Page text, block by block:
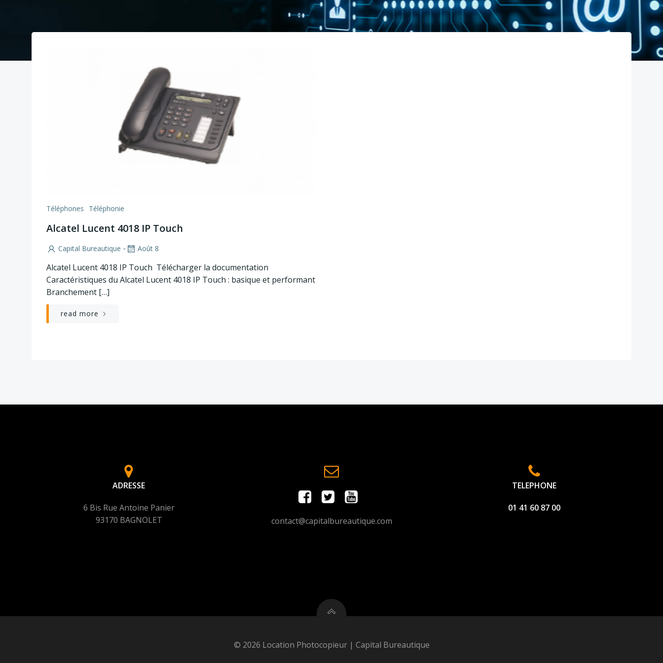
Téléphones Téléphonie
Alcatel Lucent 4018 IP Touch
Capital Bureautique - Août 8
Alcatel Lucent 4018 IP Touch Télécharger la documentation
Caractéristiques du Alcatel Lucent 4018 IP Touch : basique et performant
Branchement […]
read more
ADRESSE
6 Bis Rue Antoine Panier
93170 BAGNOLET
contact@capitalbureautique.com
TELEPHONE
01 41 60 87 00
© 2026 Location Photocopieur | Capital Bureautique